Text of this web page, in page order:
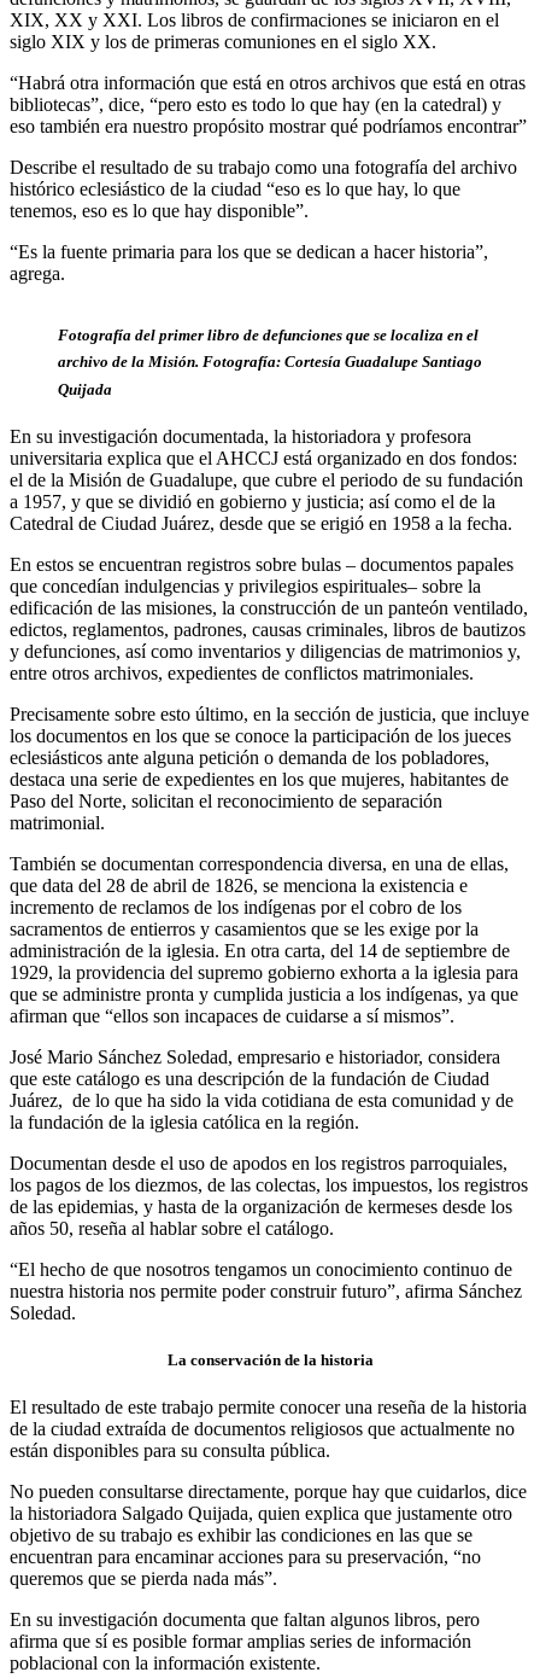
XIX, XX y XXI. Los libros de confirmaciones se iniciaron en el
siglo XIX y los de primeras comuniones en el siglo XX.
“Habrá otra información que está en otros archivos que está en otras
bibliotecas”, dice, “pero esto es todo lo que hay (en la catedral) y
eso también era nuestro propósito mostrar qué podríamos encontrar”
Describe el resultado de su trabajo como una fotografía del archivo
histórico eclesiástico de la ciudad “eso es lo que hay, lo que
tenemos, eso es lo que hay disponible”.
“Es la fuente primaria para los que se dedican a hacer historia”,
agrega.
Fotografía del primer libro de defunciones que se localiza en el
archivo de la Misión. Fotografía: Cortesía Guadalupe Santiago
Quijada
En su investigación documentada, la historiadora y profesora
universitaria explica que el AHCCJ está organizado en dos fondos:
el de la Misión de Guadalupe, que cubre el periodo de su fundación
a 1957, y que se dividió en gobierno y justicia; así como el de la
Catedral de Ciudad Juárez, desde que se erigió en 1958 a la fecha.
En estos se encuentran registros sobre bulas – documentos papales
que concedían indulgencias y privilegios espirituales– sobre la
edificación de las misiones, la construcción de un panteón ventilado,
edictos, reglamentos, padrones, causas criminales, libros de bautizos
y defunciones, así como inventarios y diligencias de matrimonios y,
entre otros archivos, expedientes de conflictos matrimoniales.
Precisamente sobre esto último, en la sección de justicia, que incluye
los documentos en los que se conoce la participación de los jueces
eclesiásticos ante alguna petición o demanda de los pobladores,
destaca una serie de expedientes en los que mujeres, habitantes de
Paso del Norte, solicitan el reconocimiento de separación
matrimonial.
También se documentan correspondencia diversa, en una de ellas,
que data del 28 de abril de 1826, se menciona la existencia e
incremento de reclamos de los indígenas por el cobro de los
sacramentos de entierros y casamientos que se les exige por la
administración de la iglesia. En otra carta, del 14 de septiembre de
1929, la providencia del supremo gobierno exhorta a la iglesia para
que se administre pronta y cumplida justicia a los indígenas, ya que
afirman que “ellos son incapaces de cuidarse a sí mismos”.
José Mario Sánchez Soledad, empresario e historiador, considera
que este catálogo es una descripción de la fundación de Ciudad
Juárez, de lo que ha sido la vida cotidiana de esta comunidad y de
la fundación de la iglesia católica en la región.
Documentan desde el uso de apodos en los registros parroquiales,
los pagos de los diezmos, de las colectas, los impuestos, los registros
de las epidemias, y hasta de la organización de kermeses desde los
años 50, reseña al hablar sobre el catálogo.
“El hecho de que nosotros tengamos un conocimiento continuo de
nuestra historia nos permite poder construir futuro”, afirma Sánchez
Soledad.
La conservación de la historia
El resultado de este trabajo permite conocer una reseña de la historia
de la ciudad extraída de documentos religiosos que actualmente no
están disponibles para su consulta pública.
No pueden consultarse directamente, porque hay que cuidarlos, dice
la historiadora Salgado Quijada, quien explica que justamente otro
objetivo de su trabajo es exhibir las condiciones en las que se
encuentran para encaminar acciones para su preservación, “no
queremos que se pierda nada más”.
En su investigación documenta que faltan algunos libros, pero
afirma que sí es posible formar amplias series de información
poblacional con la información existente.